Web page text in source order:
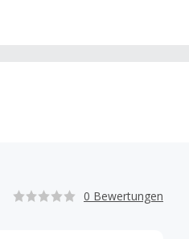
0 Bewertungen